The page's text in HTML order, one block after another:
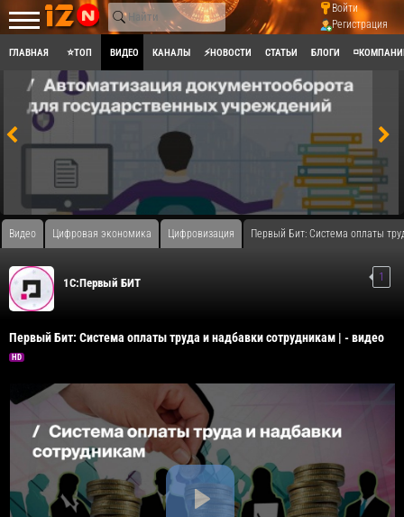
Войти
Регистрация
ГЛАВНАЯ ⭐ТОП ВИДЕО КАНАЛЫ ⚡НОВОСТИ СТАТЬИ БЛОГИ
Видео Цифровая экономика Цифровизация Первый Бит: Система оплаты
1С:Первый БИТ 1
Первый Бит: Система оплаты труда и надбавки сотрудникам | - видео
HD